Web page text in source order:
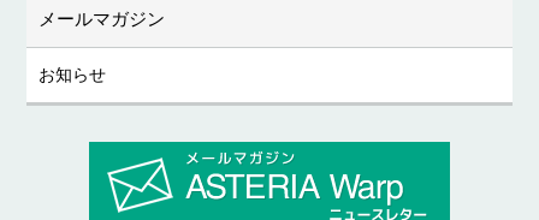
メールマガジン
お知らせ